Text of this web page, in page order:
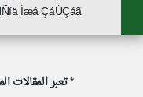
Íæá ÇáÚÇáã
*تعبر المقالات